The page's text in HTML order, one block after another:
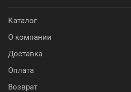
Каталог
О компании
Доставка
Оплата
Возврат